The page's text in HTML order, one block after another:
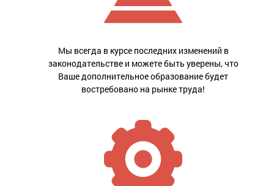
Мы всегда в курсе последних изменений в
законодательстве и можете быть уверены, что
Ваше дополнительное образование будет
востребовано на рынке труда!